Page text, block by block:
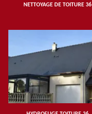
NETTOYAGE DE TOITURE 36